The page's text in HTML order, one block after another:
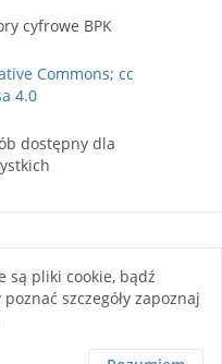
cyfrowe BPK
Commons; cc
4.0
dostępny dla
a Creative Commons
license.
są pliki cookie, bądź
szczegóły zapoznaj